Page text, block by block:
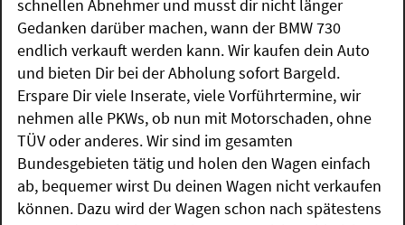
schnellen Abnehmer und musst dir nicht länger
Gedanken darüber machen, wann der BMW 730
endlich verkauft werden kann. Wir kaufen dein Auto
und bieten Dir bei der Abholung sofort Bargeld.
Erspare Dir viele Inserate, viele Vorführtermine, wir
nehmen alle PKWs, ob nun mit Motorschaden, ohne
TÜV oder anderes. Wir sind im gesamten
Bundesgebieten tätig und holen den Wagen einfach
ab, bequemer wirst Du deinen Wagen nicht verkaufen
können. Dazu wird der Wagen schon nach spätestens